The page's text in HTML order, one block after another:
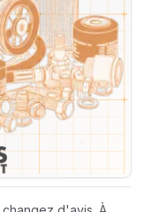
48h par les
en France
Corse et DOM-
exact est
et le volume de
paiement.